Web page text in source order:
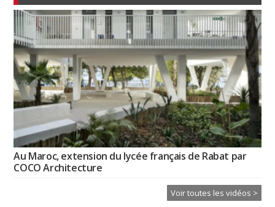
Au Maroc, extension du lycée français de Rabat par
COCO Architecture
Voir toutes les vidéos >